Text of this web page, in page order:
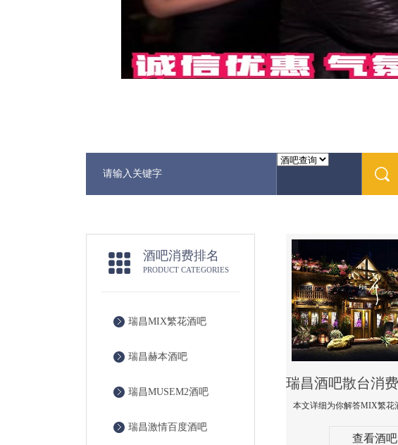
酒吧消费排名
PRODUCT CATEGORIES
瑞昌MIX繁花酒吧
瑞昌赫本酒吧
瑞昌MUSEM2酒吧
瑞昌激情百度酒吧
查看酒吧